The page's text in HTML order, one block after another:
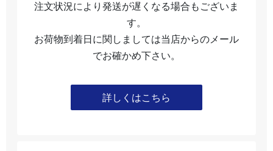
注文状況により発送が遅くなる場合もございま
す。
お荷物到着日に関しましては当店からのメール
でお確かめ下さい。
詳しくはこちら